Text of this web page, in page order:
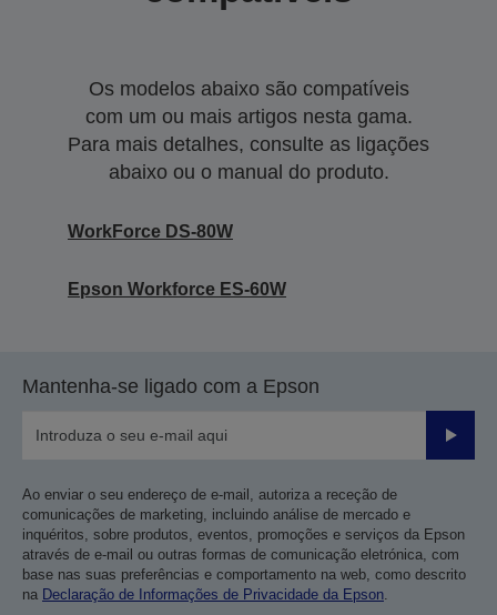
Os modelos abaixo são compatíveis
com um ou mais artigos nesta gama.
Para mais detalhes, consulte as ligações
abaixo ou o manual do produto.
WorkForce DS-80W
Epson Workforce ES-60W
Mantenha-se ligado com a Epson
Enviar
Ao enviar o seu endereço de e-mail, autoriza a receção de
comunicações de marketing, incluindo análise de mercado e
inquéritos, sobre produtos, eventos, promoções e serviços da Epson
através de e-mail ou outras formas de comunicação eletrónica, com
base nas suas preferências e comportamento na web, como descrito
na Declaração de Informações de Privacidade da Epson.